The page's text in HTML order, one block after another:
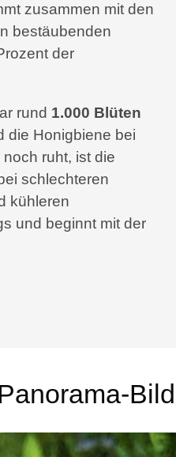
zusammen mit den
bestäubenden
der
rund 1.000 Blüten
die Honigbiene bei
ruht, ist die
schlechteren
kühleren
und beginnt mit der
Bild